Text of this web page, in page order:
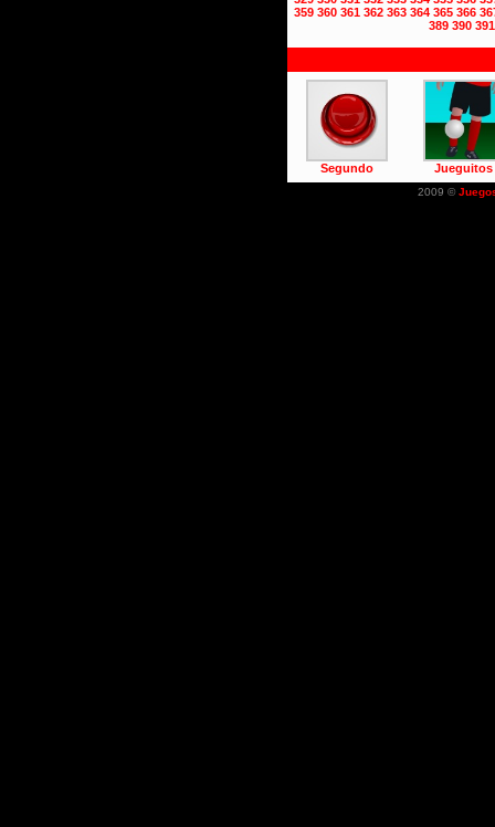
359 360 361 362 363 364 365 366
389 390 391
Segundo Jueguitos
2009 ©